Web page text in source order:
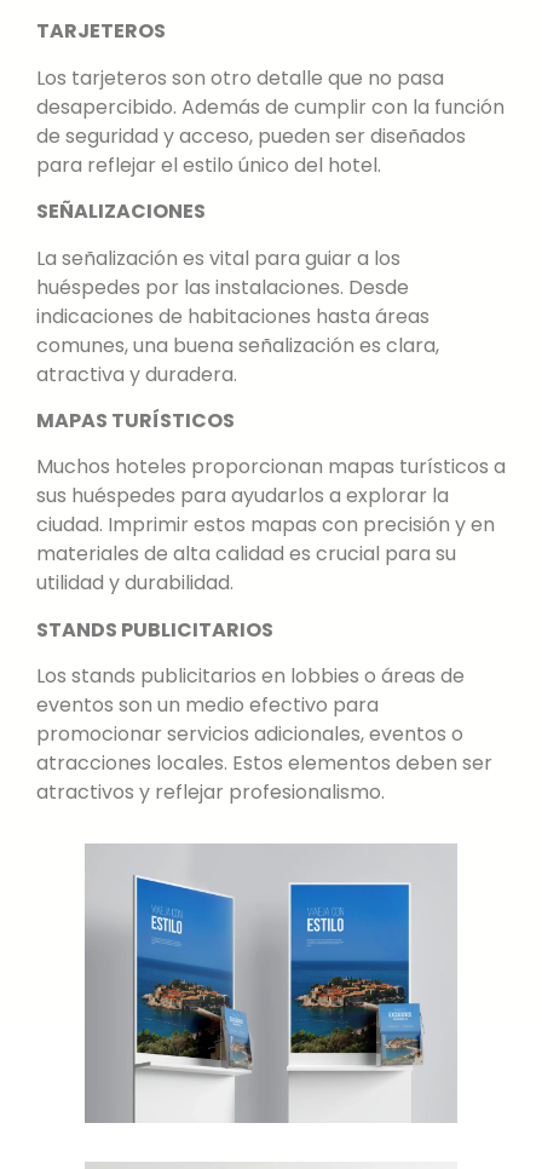
TARJETEROS
Los tarjeteros son otro detalle que no pasa
desapercibido. Además de cumplir con la función
de seguridad y acceso, pueden ser diseñados
para reflejar el estilo único del hotel.
SEÑALIZACIONES
La señalización es vital para guiar a los
huéspedes por las instalaciones. Desde
indicaciones de habitaciones hasta áreas
comunes, una buena señalización es clara,
atractiva y duradera.
MAPAS TURÍSTICOS
Muchos hoteles proporcionan mapas turísticos a
sus huéspedes para ayudarlos a explorar la
ciudad. Imprimir estos mapas con precisión y en
materiales de alta calidad es crucial para su
utilidad y durabilidad.
STANDS PUBLICITARIOS
Los stands publicitarios en lobbies o áreas de
eventos son un medio efectivo para
promocionar servicios adicionales, eventos o
atracciones locales. Estos elementos deben ser
atractivos y reflejar profesionalismo.